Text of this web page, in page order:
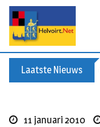
p
Laatste Nieuws
11 januari 2010